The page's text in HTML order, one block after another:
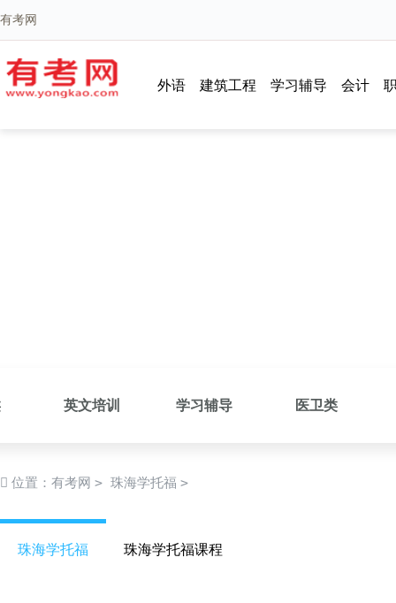
有考网
外语 建筑工程 学习辅导 会计
英文培训 学习辅导 医卫类
位置： 有考网 > 珠海学托福 >
珠海学托福 珠海学托福课程